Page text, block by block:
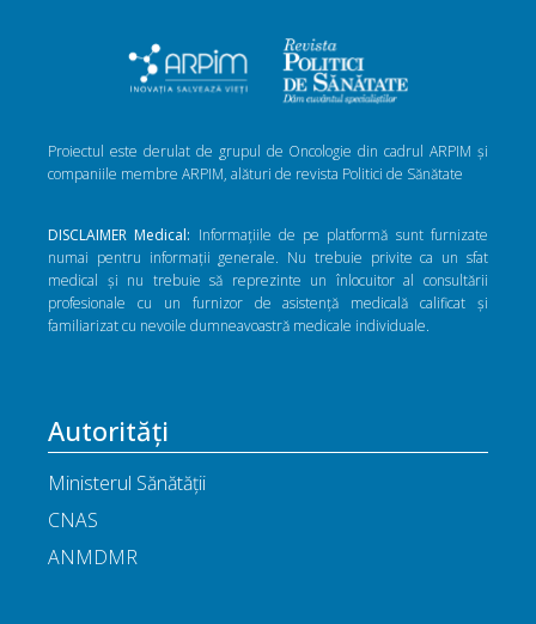
Proiectul este derulat de grupul de Oncologie din cadrul ARPIM și
companiile membre ARPIM, alături de revista Politici de Sănătate
DISCLAIMER Medical: Informațiile de pe platformă sunt furnizate
numai pentru informații generale. Nu trebuie privite ca un sfat
medical și nu trebuie să reprezinte un înlocuitor al consultării
profesionale cu un furnizor de asistență medicală calificat și
familiarizat cu nevoile dumneavoastră medicale individuale.
Autorități
Ministerul Sănătății
CNAS
ANMDMR